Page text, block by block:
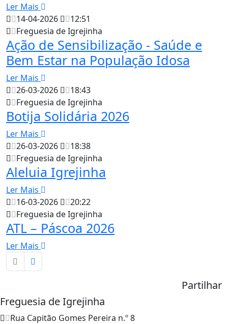
Ler Mais
14-04-2026
12:51
Freguesia de Igrejinha
Ação de Sensibilização - Saúde e
Bem Estar na População Idosa
Ler Mais
26-03-2026
18:43
Freguesia de Igrejinha
Botija Solidária 2026
Ler Mais
26-03-2026
18:38
Freguesia de Igrejinha
Aleluia Igrejinha
Ler Mais
16-03-2026
20:22
Freguesia de Igrejinha
ATL – Páscoa 2026
Ler Mais
Partilhar
Freguesia de Igrejinha
Rua Capitão Gomes Pereira n.º 8